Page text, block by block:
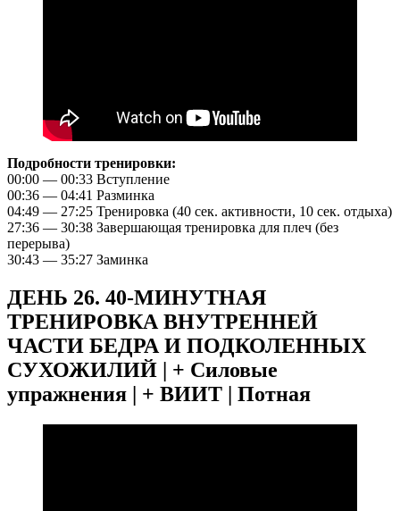
Подробности тренировки:
00:00 — 00:33 Вступление
00:36 — 04:41 Разминка
04:49 — 27:25 Тренировка (40 сек. активности, 10 сек. отдыха)
27:36 — 30:38 Завершающая тренировка для плеч (без
перерыва)
30:43 — 35:27 Заминка
ДЕНЬ 26. 40-МИНУТНАЯ
ТРЕНИРОВКА ВНУТРЕННЕЙ
ЧАСТИ БЕДРА И ПОДКОЛЕННЫХ
СУХОЖИЛИЙ | + Силовые
упражнения | + ВИИТ | Потная